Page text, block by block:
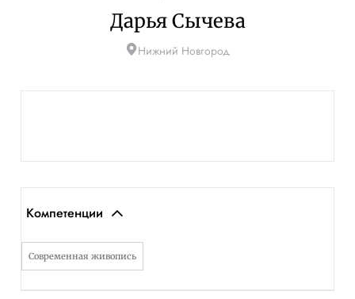
Дарья Сычева
Нижний Новгород
Компетенции
Современная живопись